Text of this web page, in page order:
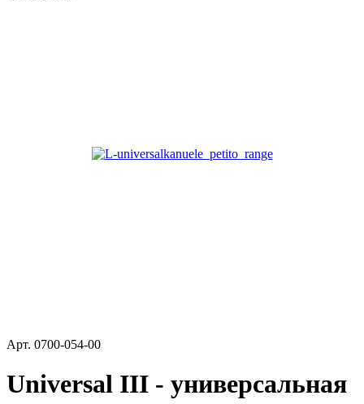
Арт. 0700-054-00
Universal III - универсальная